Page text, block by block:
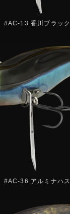
#AC-13 香川ブラック
#AC-36 アルミナハス